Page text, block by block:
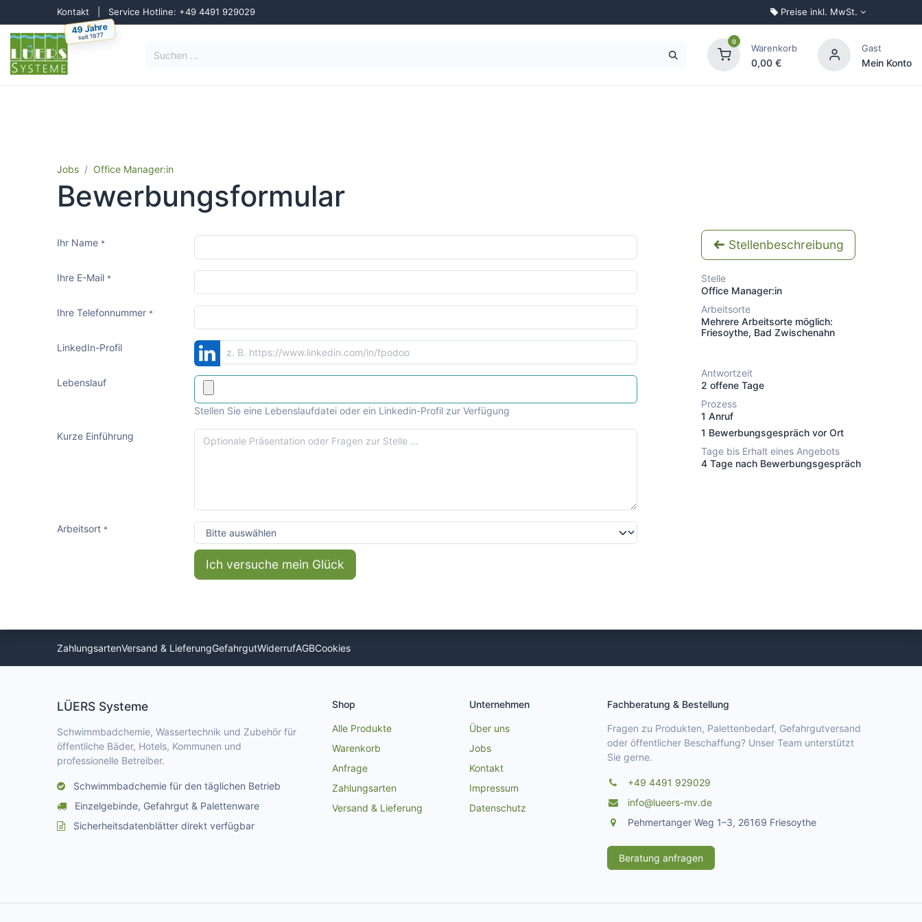
Zum Inhalt springen
Kontakt Service Hotline: +49 4491 929029 Preise inkl. MwSt.
49 Jahre
seit 1977
0
Warenkorb
0,00 €
Gast
Mein Konto
Jobs Office Manager:in
Bewerbungsformular
Ihr Name *
Ihre E-Mail *
Ihre Telefonnummer *
LinkedIn-Profil
Lebenslauf
Stellen Sie eine Lebenslaufdatei oder ein Linkedin-Profil zur Verfügung
Kurze Einführung
Arbeitsort *
Ich versuche mein Glück
Stellenbeschreibung
Stelle
Office Manager:in
Arbeitsorte
Mehrere Arbeitsorte möglich:
Friesoythe, Bad Zwischenahn
Antwortzeit
2 offene Tage
Prozess
1 Anruf
1 Bewerbungsgespräch vor Ort
Tage bis Erhalt eines Angebots
4 Tage nach Bewerbungsgespräch
ZahlungsartenVersand & LieferungGefahrgutWiderrufAGBCookies
LÜERS Systeme
Schwimmbadchemie, Wassertechnik und Zubehör für
öffentliche Bäder, Hotels, Kommunen und
professionelle Betreiber.
Schwimmbadchemie für den täglichen Betrieb
Einzelgebinde, Gefahrgut & Palettenware
Sicherheitsdatenblätter direkt verfügbar
Shop
Alle Produkte
Warenkorb
Anfrage
Zahlungsarten
Versand & Lieferung
Unternehmen
Über uns
Jobs
Kontakt
Impressum
Datenschutz
Fachberatung & Bestellung
Fragen zu Produkten, Palettenbedarf, Gefahrgutversand
oder öffentlicher Beschaffung? Unser Team unterstützt
Sie gerne.
+49 4491 929029
info@lueers-mv.de
Pehmertanger Weg 1–3, 26169 Friesoythe
Beratung anfragen